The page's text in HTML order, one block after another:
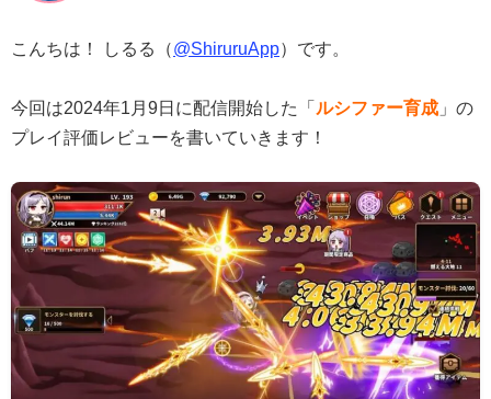
こんちは！ しるる（@ShiruruApp）です。
今回は2024年1月9日に配信開始した「 ルシファー育成 」の
プレイ評価レビューを書いていきます！